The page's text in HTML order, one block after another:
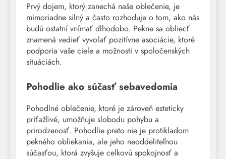
Prvý dojem, ktorý zanechá naše oblečenie, je
mimoriadne silný a často rozhoduje o tom, ako nás
budú ostatní vnímať dlhodobo. Pekne sa obliecť
znamená vedieť vyvolať pozitívne asociácie, ktoré
podporia vaše ciele a možnosti v spoločenských
situáciách.
Pohodlie ako súčasť sebavedomia
Pohodlné oblečenie, ktoré je zároveň esteticky
príťažlivé, umožňuje slobodu pohybu a
prirodzenosť. Pohodlie preto nie je protikladom
pekného obliekania, ale jeho neoddeliteľnou
súčasťou, ktorá zvyšuje celkovú spokojnosť a